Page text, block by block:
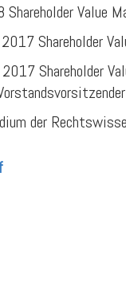
Value
Shareholder
Shareholder
der